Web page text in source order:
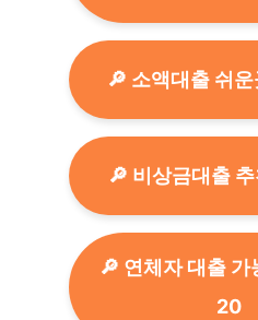
🔎 소액대출 쉬
🔎 비상금대출
🔎 연체자 대출
20